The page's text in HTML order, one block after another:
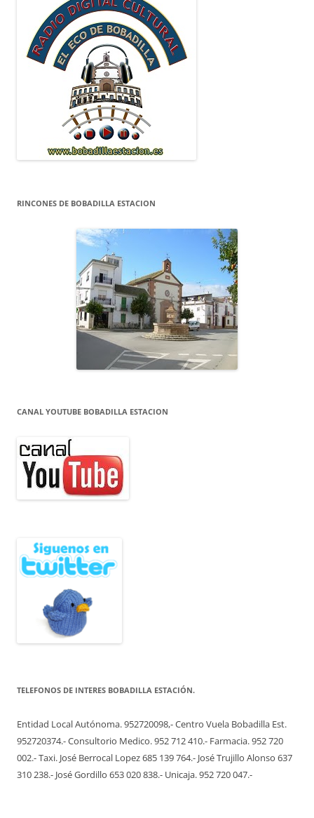
RINCONES DE BOBADILLA ESTACION
CANAL YOUTUBE BOBADILLA ESTACION
TELEFONOS DE INTERES BOBADILLA ESTACIÓN.
Entidad Local Autónoma. 952720098,- Centro Vuela Bobadilla Est.
952720374.- Consultorio Medico. 952 712 410.- Farmacia. 952 720
002.- Taxi. José Berrocal Lopez 685 139 764.- José Trujillo Alonso 637
310 238.- José Gordillo 653 020 838.- Unicaja. 952 720 047.-